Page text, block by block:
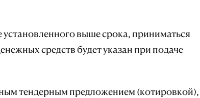
выше срока, приниматься
средств будет указан при подаче
тендерным предложением (котировкой),